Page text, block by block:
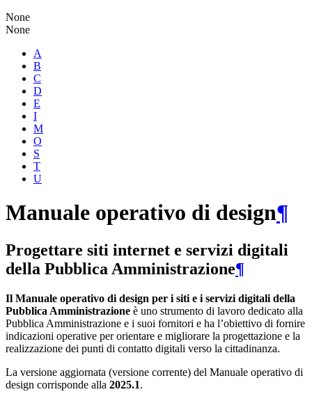
None
None
A
B
C
D
E
I
M
O
S
T
U
Manuale operativo di design¶
Progettare siti internet e servizi digitali
della Pubblica Amministrazione¶
Il Manuale operativo di design per i siti e i servizi digitali della
Pubblica Amministrazione è uno strumento di lavoro dedicato alla
Pubblica Amministrazione e i suoi fornitori e ha l’obiettivo di fornire
indicazioni operative per orientare e migliorare la progettazione e la
realizzazione dei punti di contatto digitali verso la cittadinanza.
La versione aggiornata (versione corrente) del Manuale operativo di
design corrisponde alla 2025.1.